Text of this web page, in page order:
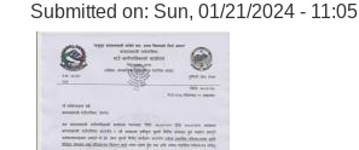
Submitted on: Sun, 01/21/2024 - 11:05